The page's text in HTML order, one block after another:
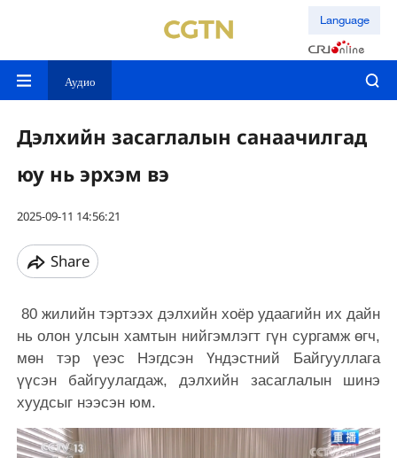
Language
Аудио
Дэлхийн засаглалын санаачилгад
юу нь эрхэм вэ
2025-09-11 14:56:21
Share
80 жилийн тэртээх дэлхийн хоёр удаагийн их дайн
нь олон улсын хамтын нийгэмлэгт гүн сургамж өгч,
мөн тэр үеэс Нэгдсэн Үндэстний Байгууллага
үүсэн байгуулагдаж, дэлхийн засаглалын шинэ
хуудсыг нээсэн юм.